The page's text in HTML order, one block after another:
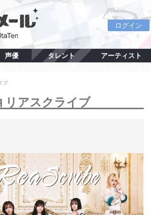
ログイン
声優 タレント アーティスト
ブ
リアスクライブ